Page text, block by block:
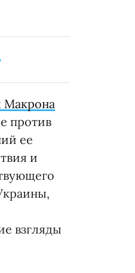
Макрона
против
ее
и
взгляды